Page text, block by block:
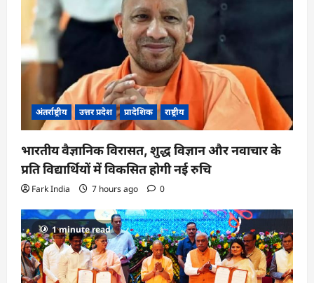
अंतर्राष्ट्रीय उत्तर प्रदेश प्रादेशिक राष्ट्रीय
भारतीय वैज्ञानिक विरासत, शुद्ध विज्ञान और नवाचार के
प्रति विद्यार्थियों में विकसित होगी नई रुचि
Fark India 7 hours ago 0
1 minute read